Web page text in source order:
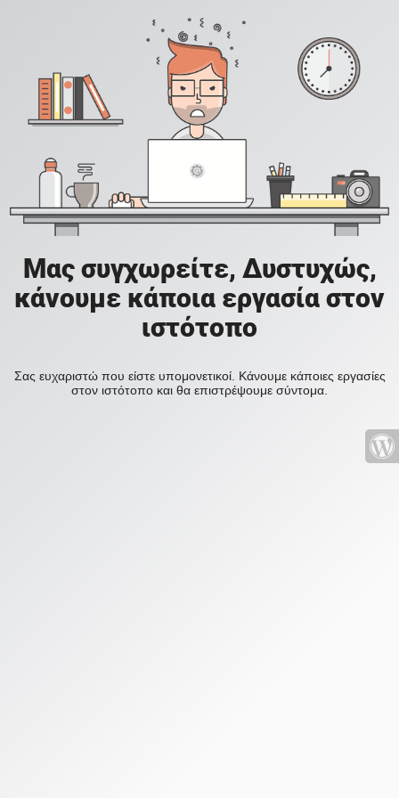
Μας συγχωρείτε, Δυστυχώς,
κάνουμε κάποια εργασία στον
ιστότοπο
Σας ευχαριστώ που είστε υπομονετικοί. Κάνουμε κάποιες εργασίες
στον ιστότοπο και θα επιστρέψουμε σύντομα.